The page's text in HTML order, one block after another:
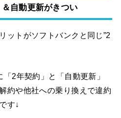
自動更新がきつい
ットがソフトバンクと同じ”2
2年契約」と「自動更新」
約や他社への乗り換えで違約
す↓